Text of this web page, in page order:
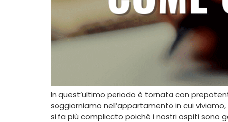
In quest’ultimo periodo è tornata con
soggiorniamo nell’appartamento in cui
si fa più complicato poiché i nostri ospiti sono